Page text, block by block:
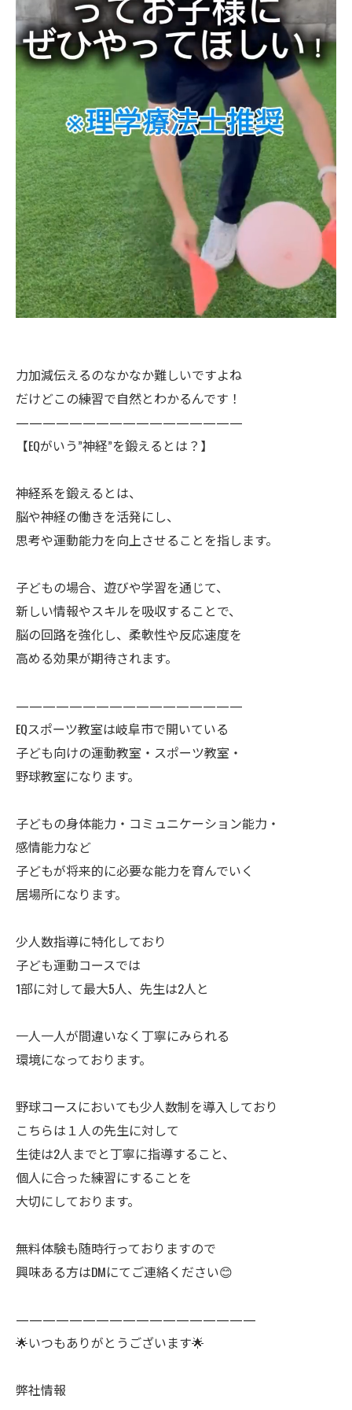
力加減伝えるのなかなか難しいですよね
だけどこの練習で自然とわかるんです！
—————————————————
【EQがいう”神経”を鍛えるとは？】
神経系を鍛えるとは、
脳や神経の働きを活発にし、
思考や運動能力を向上させることを指します。
子どもの場合、遊びや学習を通じて、
新しい情報やスキルを吸収することで、
脳の回路を強化し、柔軟性や反応速度を
高める効果が期待されます。
—————————————————
EQスポーツ教室は岐阜市で開いている
子ども向けの運動教室・スポーツ教室・
野球教室になります。
子どもの身体能力・コミュニケーション能力・
感情能力など
子どもが将来的に必要な能力を育んでいく
居場所になります。
少人数指導に特化しており
子ども運動コースでは
1部に対して最大5人、先生は2人と
一人一人が間違いなく丁寧にみられる
環境になっております。
野球コースにおいても少人数制を導入しており
こちらは１人の先生に対して
生徒は2人までと丁寧に指導すること、
個人に合った練習にすることを
大切にしております。
無料体験も随時行っておりますので
興味ある方はDMにてご連絡ください😊
——————————————————
🌟いつもありがとうございます🌟
弊社情報